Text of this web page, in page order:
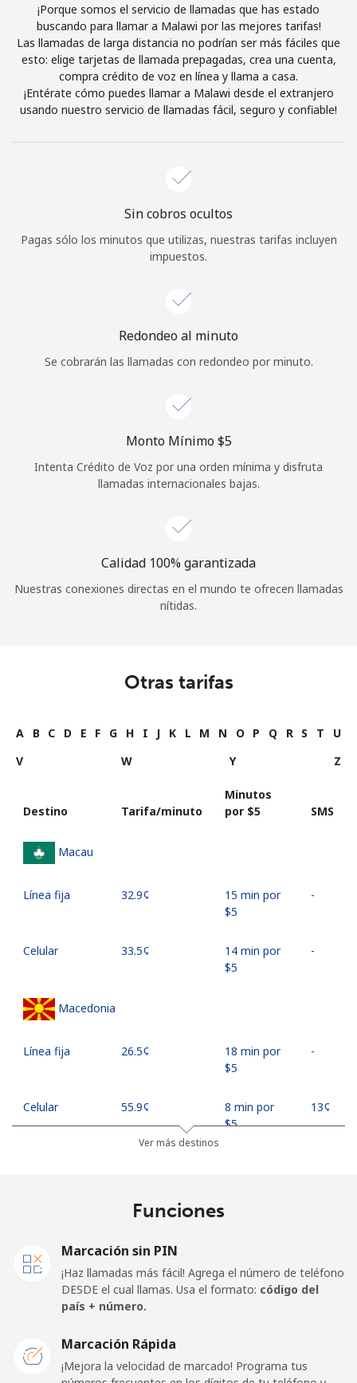
Únete
¡Hola!
Iniciar Sesión
Continuar con
¡Porque somos el servicio de llamadas que has estado
buscando para llamar a Malawi por las mejores tarifas!
Las llamadas de larga distancia no podrían ser más fáciles que
esto: elige tarjetas de llamada prepagadas, crea una cuenta,
compra crédito de voz en línea y llama a casa.
¡Entérate cómo puedes llamar a Malawi desde el extranjero
usando nuestro servicio de llamadas fácil, seguro y confiable!
Sin cobros ocultos
Pagas sólo los minutos que utilizas, nuestras tarifas incluyen
impuestos.
Redondeo al minuto
Se cobrarán las llamadas con redondeo por minuto.
Monto Mínimo ⁦$5⁩
Intenta Crédito de Voz por una orden mínima y disfruta
llamadas internacionales bajas.
Calidad 100% garantizada
Nuestras conexiones directas en el mundo te ofrecen llamadas
nítidas.
Otras tarifas
A B C D E F G H I J K L M N O P Q R S T
U
V
W Y Z
Destino Tarifa/minuto
Minutos
por ⁦$5⁩
SMS
Macau
Línea fija ⁦32.9¢⁩
15 min por
⁦$5⁩
-
Celular ⁦33.5¢⁩
14 min por
⁦$5⁩
-
Macedonia
Línea fija ⁦26.5¢⁩
18 min por
⁦$5⁩
-
Celular ⁦55.9¢⁩
8 min por
⁦$5⁩
⁦13¢⁩
⁦81.9¢⁩
Celular
⁦$5⁩
Línea fija ⁦57.9¢⁩
8 min por
Ver más destinos
Funciones
Marcación sin PIN
¡Haz llamadas más fácil! Agrega el número de teléfono
DESDE el cual llamas. Usa el formato: código del
país + número.
Marcación Rápida
¡Mejora la velocidad de marcado! Programa tus